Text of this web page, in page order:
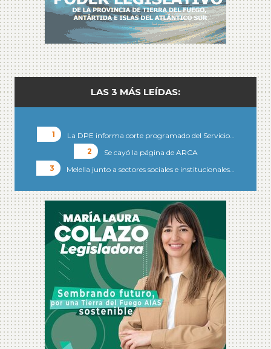
LAS 3 MÁS LEÍDAS:
La DPE informa corte programado del Servicio…
Se cayó la página de ARCA
Melella junto a sectores sociales e institucionales…